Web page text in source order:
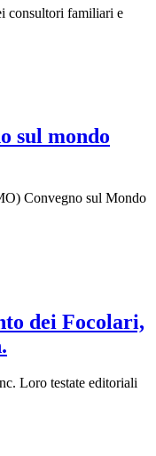
consultori familiari e
sul mondo
Convegno sul Mondo
dei Focolari,
Loro testate editoriali